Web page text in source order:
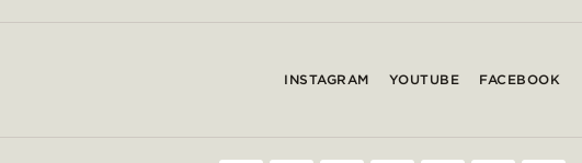
INSTAGRAM YOUTUBE FACEBOOK